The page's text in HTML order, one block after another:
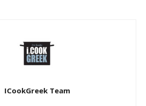
ICookGreek Team